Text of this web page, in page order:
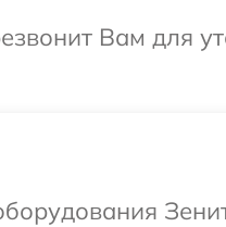
Вам для